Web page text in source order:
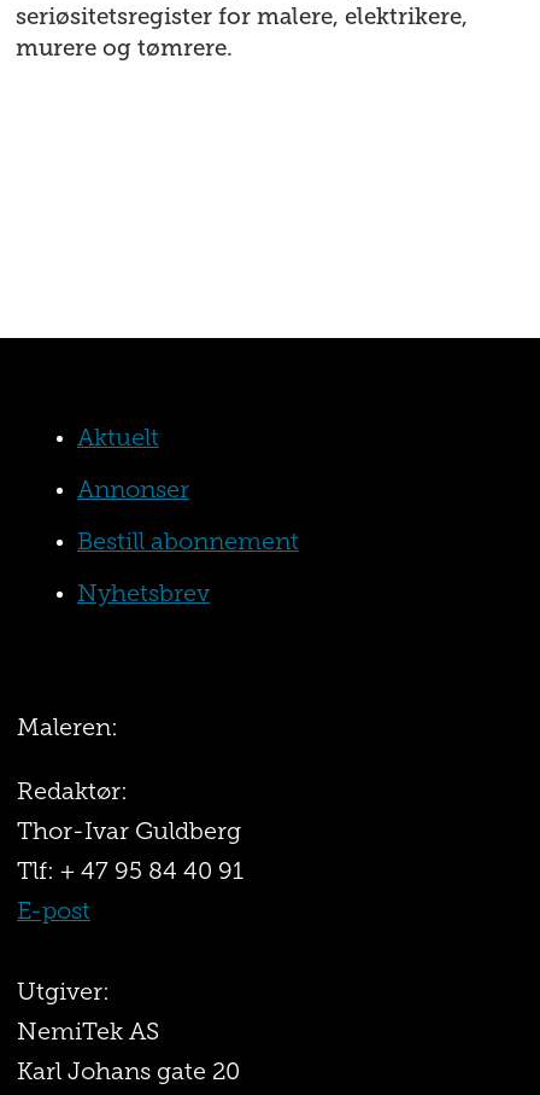
seriøsitetsregister for malere, elektrikere,
murere og tømrere.
Aktuelt
Annonser
Bestill abonnement
Nyhetsbrev
Maleren:
Redaktør:
Thor-Ivar Guldberg
Tlf: + 47 95 84 40 91
E-post
Utgiver:
NemiTek AS
Karl Johans gate 20